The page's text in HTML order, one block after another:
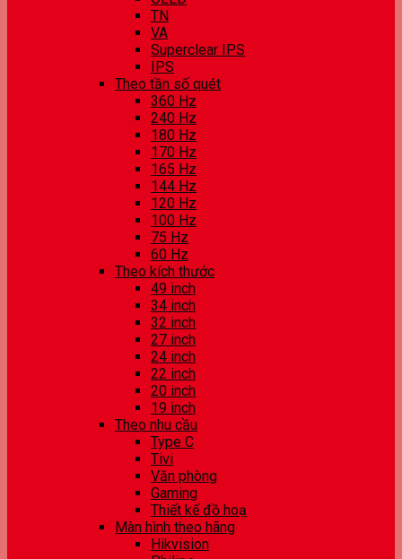
TN
VA
Superclear IPS
IPS
Theo tần số quét
360 Hz
240 Hz
180 Hz
170 Hz
165 Hz
144 Hz
120 Hz
100 Hz
75 Hz
60 Hz
Theo kích thước
49 inch
34 inch
32 inch
27 inch
24 inch
22 inch
20 inch
19 inch
Theo nhu cầu
Type C
Tivi
Văn phòng
Gaming
Thiết kế đồ hoạ
Màn hình theo hãng
Hikvision